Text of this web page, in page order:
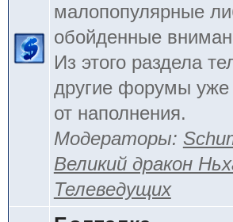
малопопулярные
обойденные
Из этого раздела
другие форумы уже
от наполнения.
Модераторы:
Великий дракон
Телеведущих